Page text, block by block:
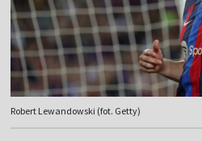
Robert Lewandowski (fot. Getty)